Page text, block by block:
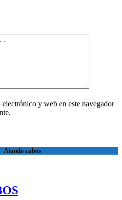
y web en este navegador
Atando cabos